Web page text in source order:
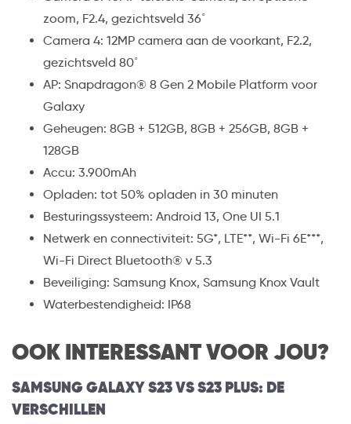
zoom, F2.4, gezichtsveld 36˚
Camera 4: 12MP camera aan de voorkant, F2.2,
gezichtsveld 80˚
AP: Snapdragon® 8 Gen 2 Mobile Platform voor
Galaxy
Geheugen: 8GB + 512GB, 8GB + 256GB, 8GB +
128GB
Accu: 3.900mAh
Opladen: tot 50% opladen in 30 minuten
Besturingssysteem: Android 13, One UI 5.1
Netwerk en connectiviteit: 5G*, LTE**, Wi-Fi 6E***,
Wi-Fi Direct Bluetooth® v 5.3
Beveiliging: Samsung Knox, Samsung Knox Vault
Waterbestendigheid: IP68
OOK INTERESSANT VOOR JOU?
SAMSUNG GALAXY S23 VS S23 PLUS: DE
VERSCHILLEN